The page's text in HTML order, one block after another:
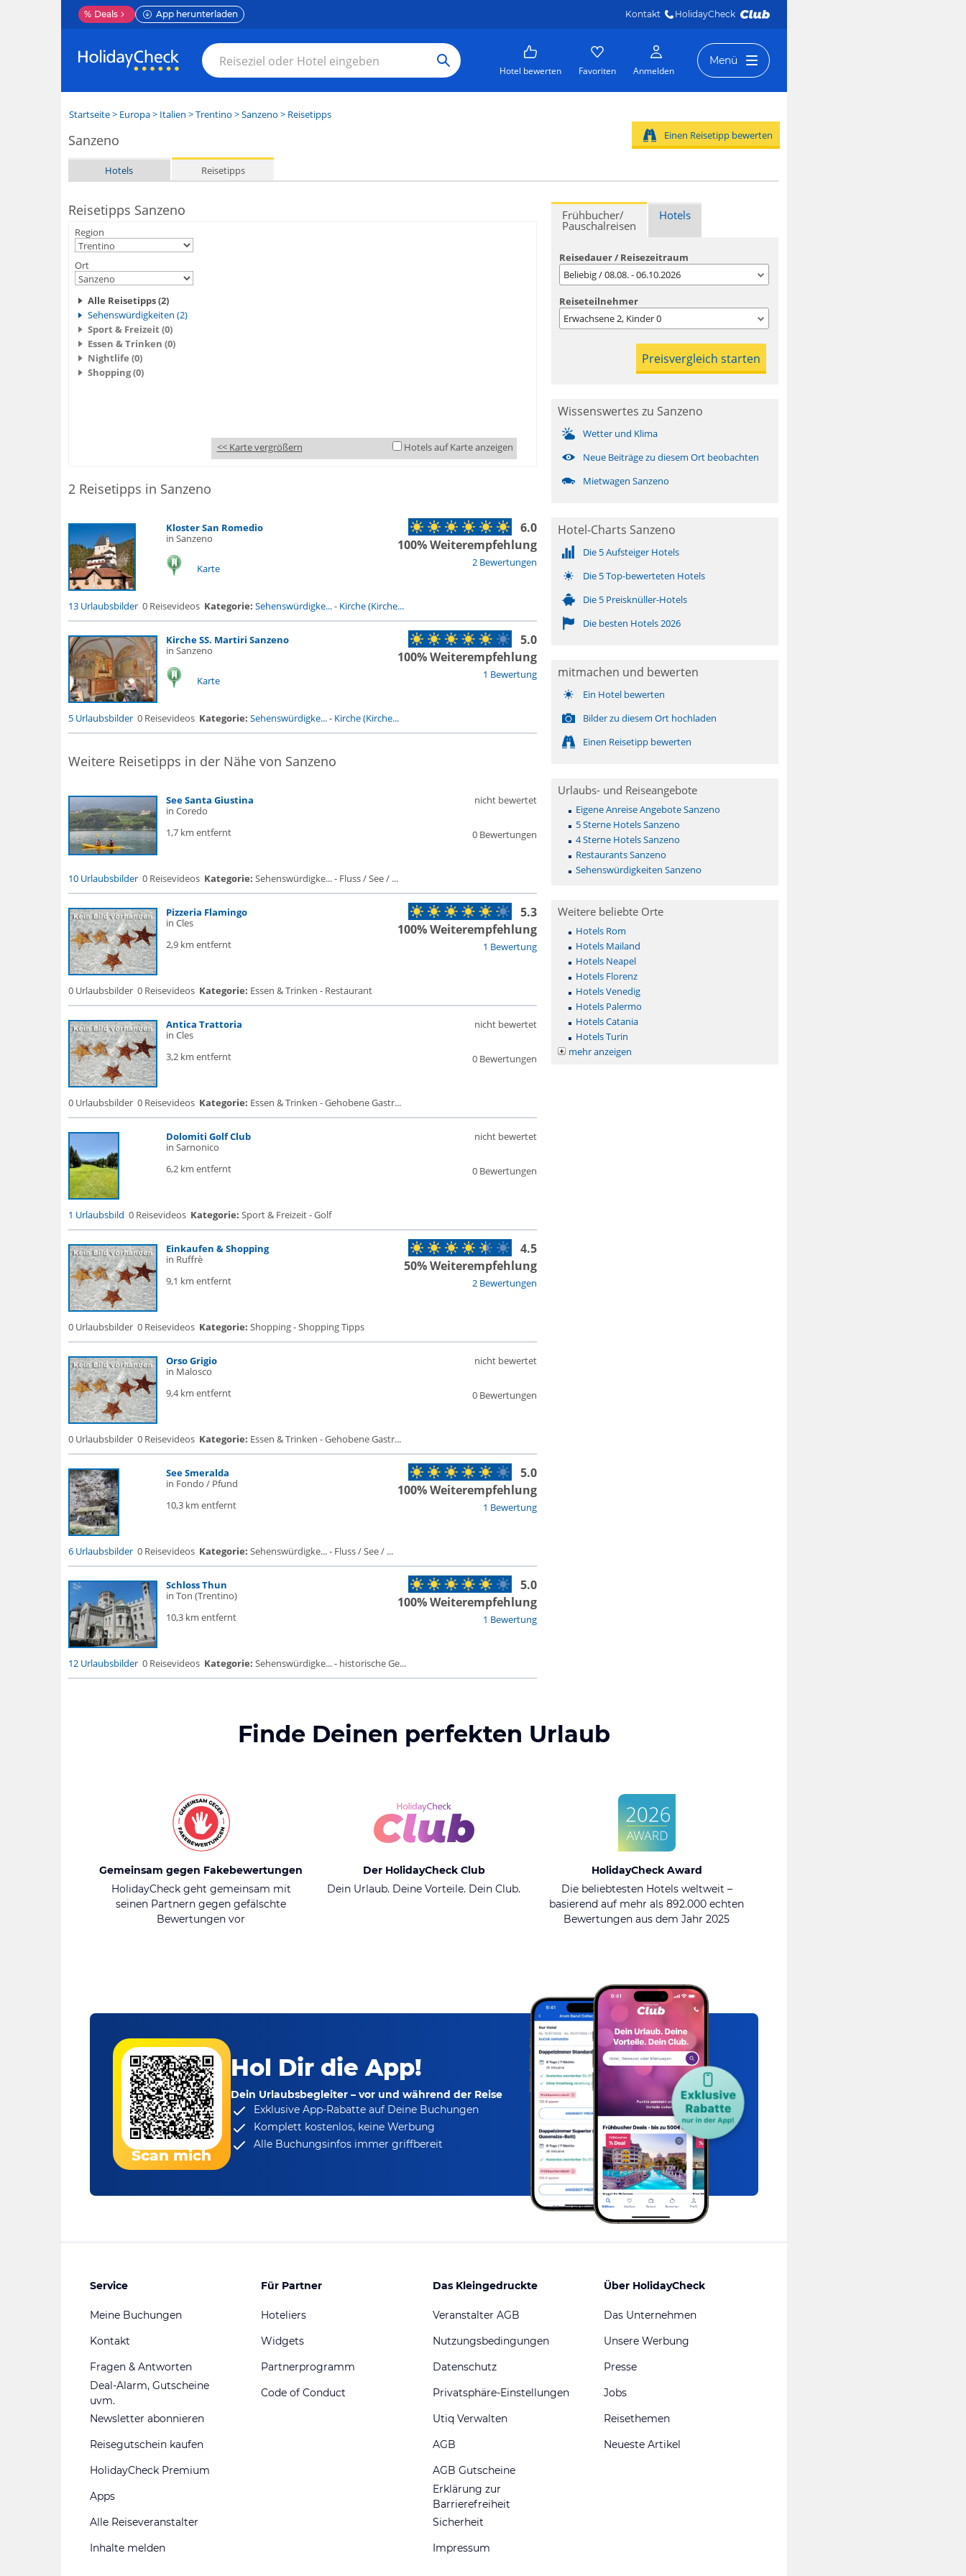
% Deals App herunterladen Kontakt HolidayCheck
Hotel bewerten Favoriten Anmelden
Menü
Startseite> Europa> Italien >Trentino >Sanzeno > Reisetipps
Sanzeno
Hotels Reisetipps
Einen Reisetipp bewerten
Reisetipps Sanzeno
Region
Ort
Alle Reisetipps (2)
Sehenswürdigkeiten (2)
Sport & Freizeit (0)
Essen & Trinken (0)
Nightlife (0)
Shopping (0)
<< Karte vergrößern Hotels auf Karte anzeigen
2 Reisetipps in Sanzeno
Kloster San Romedio
in Sanzeno
Karte 2 Bewertungen
6.0
100% Weiterempfehlung
13 Urlaubsbilder 0 Reisevideos Kategorie: Sehenswürdigke...- Kirche (Kirche...
Kirche SS. Martiri Sanzeno
in Sanzeno
Karte 1 Bewertung
5.0
100% Weiterempfehlung
5 Urlaubsbilder 0 Reisevideos Kategorie: Sehenswürdigke...- Kirche (Kirche...
Weitere Reisetipps in der Nähe von Sanzeno
See Santa Giustina
in Coredo
1,7 km entfernt
0 Bewertungen
nicht bewertet
10 Urlaubsbilder 0 Reisevideos Kategorie: Sehenswürdigke... - Fluss / See / ...
Pizzeria Flamingo
in Cles
2,9 km entfernt
1 Bewertung
5.3
100% Weiterempfehlung
0 Urlaubsbilder 0 Reisevideos Kategorie: Essen & Trinken - Restaurant
Antica Trattoria
in Cles
3,2 km entfernt
0 Bewertungen
nicht bewertet
0 Urlaubsbilder 0 Reisevideos Kategorie: Essen & Trinken - Gehobene Gastr...
Dolomiti Golf Club
in Sarnonico
6,2 km entfernt
0 Bewertungen
nicht bewertet
1 Urlaubsbild 0 Reisevideos Kategorie: Sport & Freizeit - Golf
Einkaufen & Shopping
in Ruffrè
9,1 km entfernt
2 Bewertungen
4.5
50% Weiterempfehlung
0 Urlaubsbilder 0 Reisevideos Kategorie: Shopping - Shopping Tipps
Orso Grigio
in Malosco
9,4 km entfernt
0 Bewertungen
nicht bewertet
0 Urlaubsbilder 0 Reisevideos Kategorie: Essen & Trinken - Gehobene Gastr...
See Smeralda
in Fondo / Pfund
10,3 km entfernt
1 Bewertung
5.0
100% Weiterempfehlung
6 Urlaubsbilder 0 Reisevideos Kategorie: Sehenswürdigke... - Fluss / See / ...
Schloss Thun
in Ton (Trentino)
10,3 km entfernt
1 Bewertung
5.0
100% Weiterempfehlung
12 Urlaubsbilder 0 Reisevideos Kategorie: Sehenswürdigke... - historische Ge...
Frühbucher/
Pauschalreisen
Hotels
Reisedauer / Reisezeitraum
Beliebig / 08.08. - 06.10.2026
Reiseteilnehmer
Erwachsene2, Kinder0
Wissenswertes zu Sanzeno
Wetter und Klima
Neue Beiträge zu diesem Ort beobachten
Mietwagen Sanzeno
Hotel-Charts Sanzeno
Die 5 Aufsteiger Hotels
Die 5 Top-bewerteten Hotels
Die 5 Preisknüller-Hotels
Die besten Hotels 2026
mitmachen und bewerten
Ein Hotel bewerten
Bilder zu diesem Ort hochladen
Einen Reisetipp bewerten
Urlaubs- und Reiseangebote
Eigene Anreise Angebote Sanzeno
5 Sterne Hotels Sanzeno
4 Sterne Hotels Sanzeno
Restaurants Sanzeno
Sehenswürdigkeiten Sanzeno
Weitere beliebte Orte
Hotels Rom
Hotels Mailand
Hotels Neapel
Hotels Florenz
Hotels Venedig
Hotels Palermo
Hotels Catania
Hotels Turin
mehr anzeigen
Finde Deinen perfekten Urlaub
Gemeinsam gegen Fakebewertungen
HolidayCheck geht gemeinsam mit
seinen Partnern gegen gefälschte
Bewertungen vor
Der HolidayCheck Club
Dein Urlaub. Deine Vorteile. Dein Club.
HolidayCheck Award
Die beliebtesten Hotels weltweit –
basierend auf mehr als 892.000 echten
Bewertungen aus dem Jahr 2025
Scan mich
Hol Dir die App!
Dein Urlaubsbegleiter – vor und während der Reise
Exklusive App-Rabatteauf Deine Buchungen
Komplett kostenlos, keine Werbung
Alle Buchungsinfos immer griffbereit
Service
Meine Buchungen
Kontakt
Fragen & Antworten
Deal-Alarm, Gutscheine
uvm.
Newsletter abonnieren
Reisegutschein kaufen
HolidayCheck Premium
Apps
Alle Reiseveranstalter
Inhalte melden
Für Partner
Hoteliers
Widgets
Partnerprogramm
Code of Conduct
Das Kleingedruckte
Veranstalter AGB
Nutzungsbedingungen
Datenschutz
Privatsphäre-Einstellungen
Utiq Verwalten
AGB
AGB Gutscheine
Erklärung zur
Barrierefreiheit
Sicherheit
Impressum
Über HolidayCheck
Das Unternehmen
Unsere Werbung
Presse
Jobs
Reisethemen
Neueste Artikel